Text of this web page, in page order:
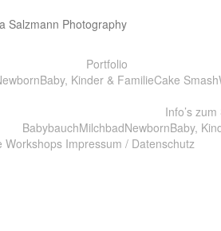
Portfolio
Baby, Kinder & FamilieCake Smash
Info’s
BabybauchMilchbadNewbornBaby,
Workshops Impressum / Datenschutz